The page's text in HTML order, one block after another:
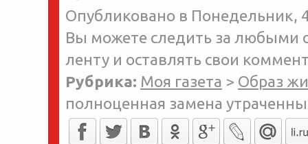
Опубликовано в Понедельник,
Вы можете следить за любыми
ленту и оставлять свои
Рубрика: Моя газета > Образ
полноценная замена